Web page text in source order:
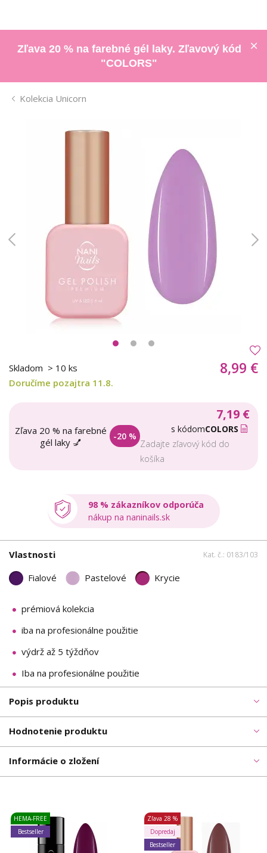
Zľava 20 % na farebné gél laky. Zľavový kód
"COLORS"
Kolekcia Unicorn
Skladom > 10 ks
Doručíme pozajtra 11.8.
8,99 €
Zľava 20 % na farebné
gél laky 💅
-20 %
7,19 €
s kódomCOLORS
Zadajte zľavový kód do
košíka
98 % zákazníkov odporúča
nákup na naninails.sk
Vlastnosti Kat. č.: 0183/103
Fialové Pastelové Krycie
prémiová kolekcia
iba na profesionálne použitie
výdrž až 5 týždňov
Iba na profesionálne použitie
Popis produktu
Hodnotenie produktu
Informácie o zložení
HEMA-FREE
Bestseller
Zľava 28 %
Dopredaj
Bestseller